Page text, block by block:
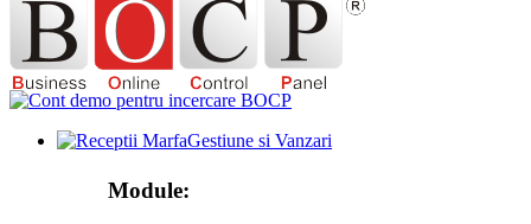
Gestiune si Vanzari
Module: